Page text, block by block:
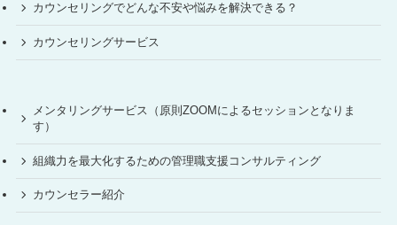
カウンセリングでどんな不安や悩みを解決できる？
カウンセリングサービス
メンタリングサービス（原則ZOOMによるセッションとなりま
す）
組織力を最大化するための管理職支援コンサルティング
カウンセラー紹介